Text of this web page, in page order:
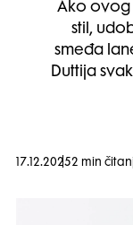
Ako ovog
stil,
smeđa
Duttija
17.12.20252 min